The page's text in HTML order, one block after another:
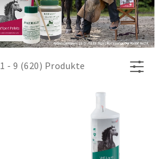
1 - 9 (620) Produkte